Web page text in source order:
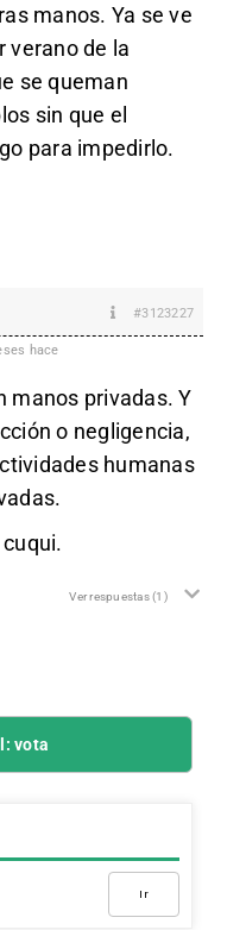
manos. Ya se ve
verano de la
se queman
sin que el
para impedirlo.
#3123227
hace
manos privadas. Y
o negligencia,
humanas
Ver respuestas(1)
vota
Ir